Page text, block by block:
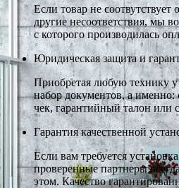
Если товар не
другие несоответствия, мы
с которого производилась
Юридическая защита и
Приобретая любую технику
набор документов, а именно:
чек, гарантийный талон или
Гарантия качественной
Если вам требуется
проверенные партнеры
этом. Качество